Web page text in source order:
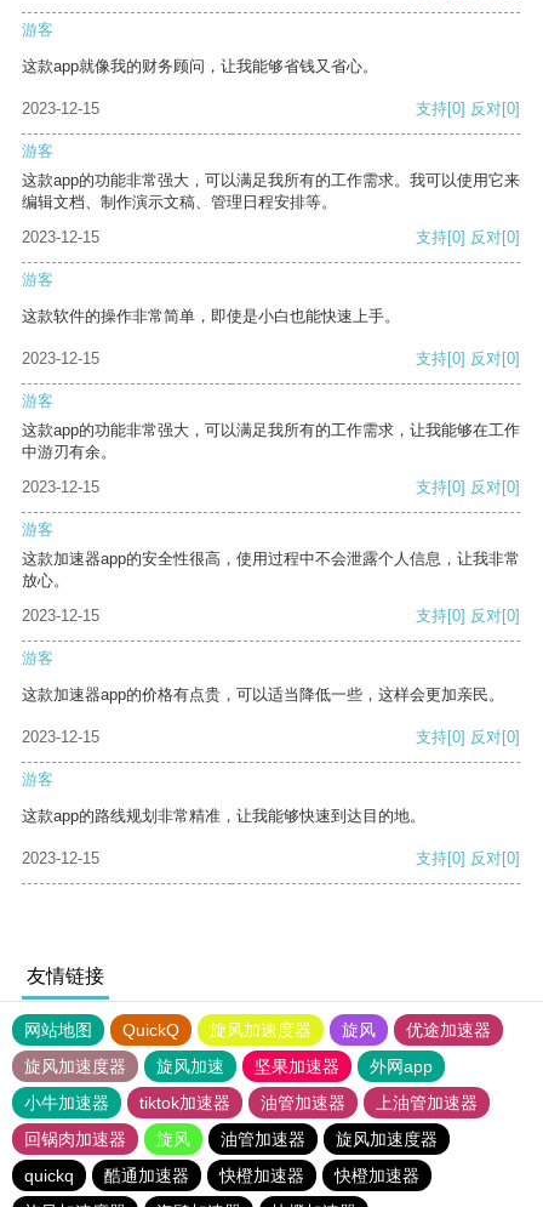
游客
这款app就像我的财务顾问，让我能够省钱又省心。
2023-12-15 支持[0] 反对[0]
游客
这款app的功能非常强大，可以满足我所有的工作需求。我可以使用它来
编辑文档、制作演示文稿、管理日程安排等。
2023-12-15
支持[0] 反对[0]
游客
这款软件的操作非常简单，即使是小白也能快速上手。
2023-12-15 支持[0] 反对[0]
游客
这款app的功能非常强大，可以满足我所有的工作需求，让我能够在工作
中游刃有余。
2023-12-15
支持[0] 反对[0]
游客
这款加速器app的安全性很高，使用过程中不会泄露个人信息，让我非常
放心。
2023-12-15
支持[0] 反对[0]
游客
这款加速器app的价格有点贵，可以适当降低一些，这样会更加亲民。
2023-12-15 支持[0] 反对[0]
游客
这款app的路线规划非常精准，让我能够快速到达目的地。
2023-12-15 支持[0] 反对[0]
友情链接
网站地图 QuickQ 旋风加速度器 旋风
优途加速器
旋风加速度器
旋风加速 坚果加速器
外网app
小牛加速器
tiktok加速器 油管加速器
上油管加速器
回锅肉加速器
旋风 油管加速器
旋风加速度器
quickq
酷通加速器 快橙加速器
快橙加速器